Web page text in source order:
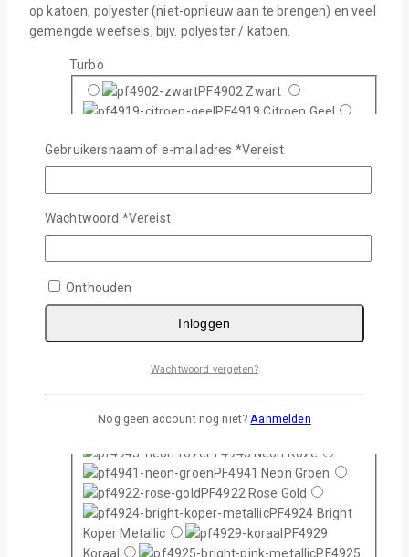
op katoen, polyester (niet-opnieuw aan te brengen) en veel
gemengde weefsels, bijv. polyester / katoen.
Turbo
PF4902 Zwart
PF4919 Citroen Geel
PF4910 Geel
PF4915 Oranje
PF4908 Rood
PF4909 Bordeaux
PF4914 Paars
PF4906 Royaal Blauw
PF4912 Grijs
PF4920 Goud
PF4940 Neon Geel
PF4943 Neon Roze
PF4941 Neon Groen
PF4922 Rose Gold
PF4924 Bright
Koper Metallic
PF4929
Koraal
PF4925
Gebruikersnaam of e-mailadres *Vereist
Wachtwoord *Vereist
Onthouden
Inloggen
Wachtwoord vergeten?
Nog geen account nog niet?Aanmelden